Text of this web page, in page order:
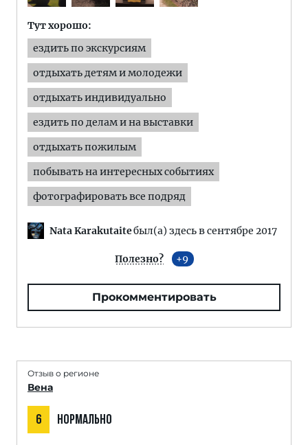
Тут хорошо:
ездить по экскурсиям
отдыхать детям и молодежи
отдыхать индивидуально
ездить по делам и на выставки
отдыхать пожилым
побывать на интересных событиях
фотографировать все подряд
Nata Karakutaiteбыл(а) здесь в сентябре 2017
Полезно? 9
Прокомментировать
Отзыв о регионе
Вена
6 НОРМАЛЬНО